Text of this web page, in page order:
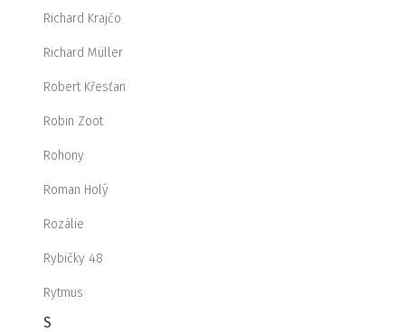
Richard Krajčo
Richard Müller
Robert Křesťan
Robin Zoot
Rohony
Roman Holý
Rozálie
Rybičky 48
Rytmus
S